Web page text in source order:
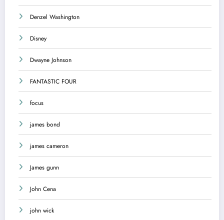
Denzel Washington
Disney
Dwayne Johnson
FANTASTIC FOUR
focus
james bond
james cameron
James gunn
John Cena
john wick